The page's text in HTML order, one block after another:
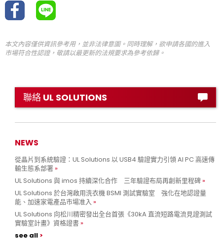
本文內容僅供資訊參考用，並非法律意圖。同時理解，欲申請各國的進入
市場符合性認證，敬請以最更新的法規要求為參考依歸。
聯絡 UL SOLUTIONS
NEWS
從晶片到系統驗證：UL Solutions 以 USB4 驗證實力引領 AI PC 高速傳
輸生態系部署
UL Solutions 與 imos 持續深化合作 三年驗證布局再創新里程碑
UL Solutions 於台灣啟用洗衣機 BSMI 測試實驗室 強化在地認證量
能、加速家電產品市場准入
UL Solutions 向松川精密發出全台首張《30kA 直流短路電流見證測試
實驗室計畫》資格證書
see all